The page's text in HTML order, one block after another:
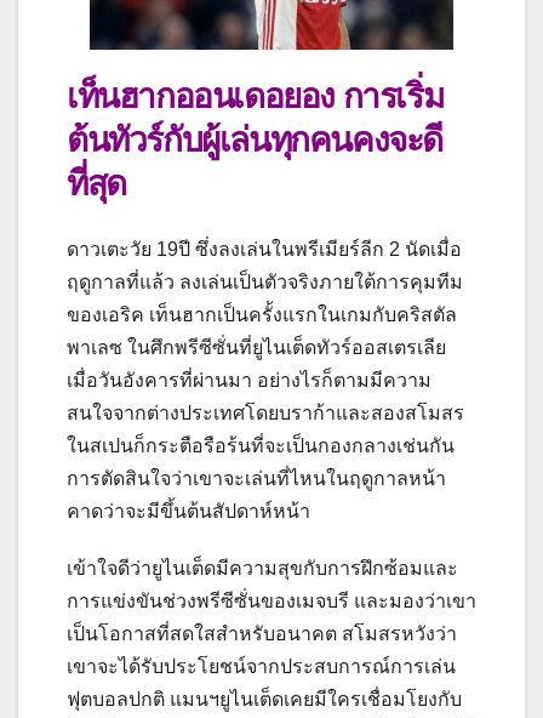
เท็นฮากออนเดอยอง การเริ่ม
ต้นทัวร์กับผู้เล่นทุกคนคงจะดี
ที่สุด
ดาวเตะวัย 19ปี ซึ่งลงเล่นในพรีเมียร์ลีก 2 นัดเมื่อ
ฤดูกาลที่แล้ว ลงเล่นเป็นตัวจริงภายใต้การคุมทีม
ของเอริค เท็นฮากเป็นครั้งแรกในเกมกับคริสตัล
พาเลซ ในศึกพรีซีซั่นที่ยูไนเต็ดทัวร์ออสเตรเลีย
เมื่อวันอังคารที่ผ่านมา อย่างไรก็ตามมีความ
สนใจจากต่างประเทศโดยบราก้าและสองสโมสร
ในสเปนก็กระตือรือร้นที่จะเป็นกองกลางเช่นกัน
การตัดสินใจว่าเขาจะเล่นที่ไหนในฤดูกาลหน้า
คาดว่าจะมีขึ้นต้นสัปดาห์หน้า
เข้าใจดีว่ายูไนเต็ดมีความสุขกับการฝึกซ้อมและ
การแข่งขันช่วงพรีซีซั่นของเมจบรี และมองว่าเขา
เป็นโอกาสที่สดใสสําหรับอนาคต สโมสรหวังว่า
เขาจะได้รับประโยชน์จากประสบการณ์การเล่น
ฟุตบอลปกติ แมนฯยูไนเต็ดเคยมีใครเชื่อมโยงกับ